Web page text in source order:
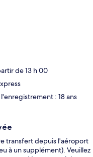
de 13 h 00
: 18 ans
transfert depuis l'aéroport
à un supplément). Veuillez